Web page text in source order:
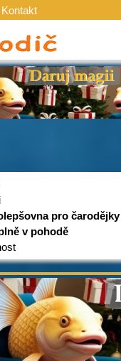
Kontakt
pro čarodějky
v pohodě